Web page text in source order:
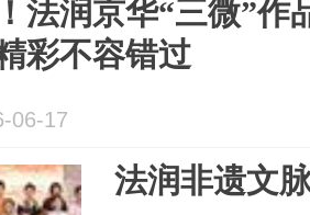
法润京华“三微”作
彩不容错过
06-17
法润非遗文